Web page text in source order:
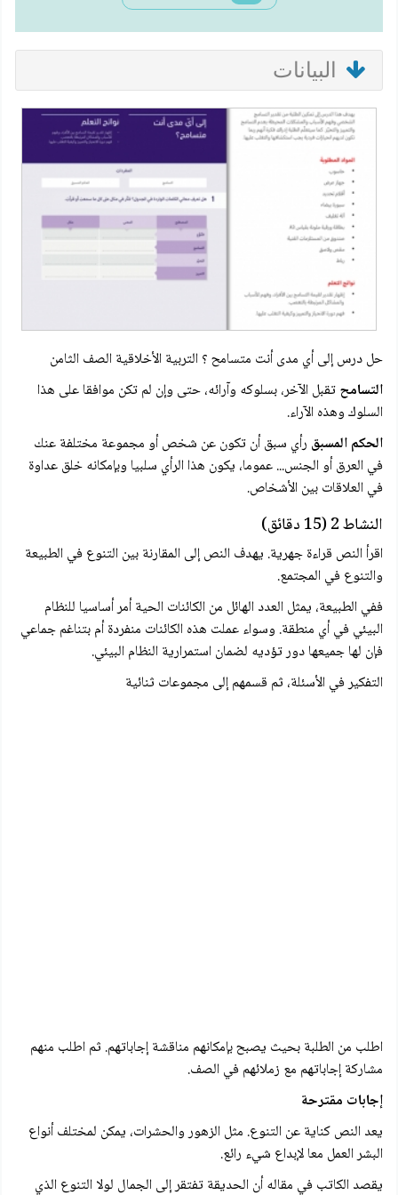
البيانات
حل درس إلى أي مدى أنت متسامح ؟ التربية الأخلاقية الصف الثامن
التسامحتقبل الآخر، بسلوكه وآرائه، حتى وإن لم تكن موافقا على هذا
السلوك وهذه الآراء.
الحكم المسبق رأي سبق أن تكون عن شخص أو مجموعة مختلفة عنك
في العرق أو الجنس... عموما، يكون هذا الرأي سلبيا وبإمكانه خلق عداوة
في العلاقات بين الأشخاص.
النشاط 2 (15 دقائق)
اقرأ النص قراءة جهرية. يهدف النص إلى المقارنة بين التنوع في الطبيعة
والتنوع في المجتمع.
ففي الطبيعة، يمثل العدد الهائل من الكائنات الحية أمر أساسيا للنظام
البيئي في أي منطقة. وسواء عملت هذه الكائنات منفردة أم بتناغم جماعي
فإن لها جميعها دور تؤديه لضمان استمرارية النظام البيئي.
التفكير في الأسئلة، ثم قسمهم إلى مجموعات ثنائية
اطلب من الطلبة بحيث يصبح بإمكانهم مناقشة إجاباتهم. ثم اطلب منهم
مشاركة إجاباتهم مع زملائهم في الصف.
إجابات مقترحة
يعد النص كناية عن التنوع. مثل الزهور والحشرات، يمكن لمختلف أنواع
البشر العمل معا لإبداع شيء رائع.
يقصد الكاتب في مقاله أن الحديقة تفتقر إلى الجمال لولا التنوع الذي